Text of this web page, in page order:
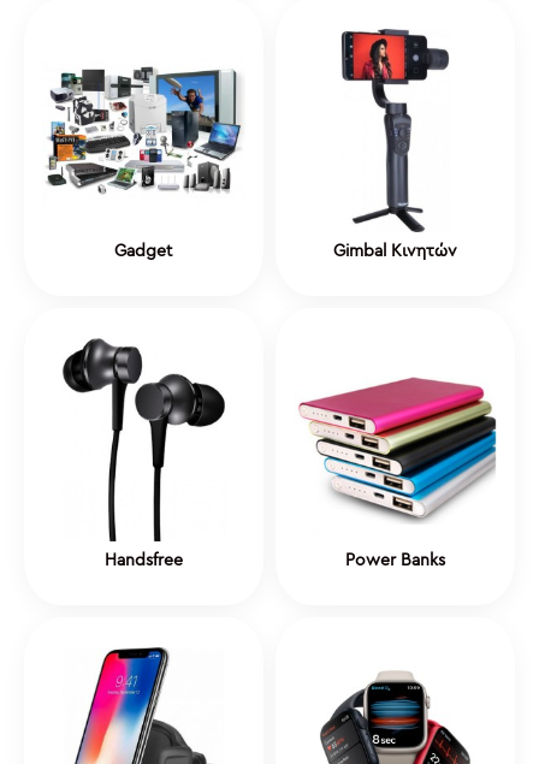
Gadget Gimbal Κινητών
Handsfree Power Banks